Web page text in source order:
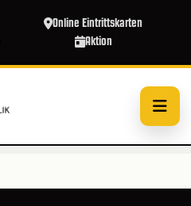
Online Eintrittskarten
Aktion